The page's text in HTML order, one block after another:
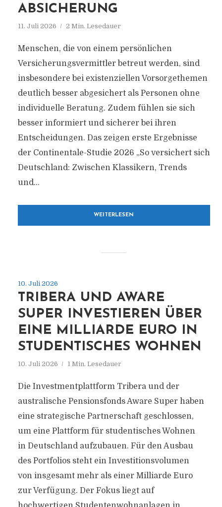
ABSICHERUNG
11. Juli 2026 2 Min. Lesedauer
Menschen, die von einem persönlichen
Versicherungsvermittler betreut werden, sind
insbesondere bei existenziellen Vorsorgethemen
deutlich besser abgesichert als Personen ohne
individuelle Beratung. Zudem fühlen sie sich
besser informiert und sicherer bei ihren
Entscheidungen. Das zeigen erste Ergebnisse
der Continentale-Studie 2026 „So versichert sich
Deutschland: Zwischen Klassikern, Trends
und...
WEITERLESEN
10. Juli 2026
TRIBERA UND AWARE
SUPER INVESTIEREN ÜBER
EINE MILLIARDE EURO IN
STUDENTISCHES WOHNEN
10. Juli 2026 1 Min. Lesedauer
Die Investmentplattform Tribera und der
australische Pensionsfonds Aware Super haben
eine strategische Partnerschaft geschlossen,
um eine Plattform für studentisches Wohnen
in Deutschland aufzubauen. Für den Ausbau
des Portfolios steht ein Investitionsvolumen
von insgesamt mehr als einer Milliarde Euro
zur Verfügung. Der Fokus liegt auf